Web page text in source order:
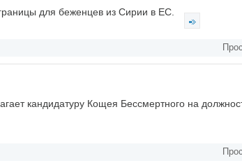
для беженцев из Сирии в ЕС.
кандидатуру Кощея Бессмертного на